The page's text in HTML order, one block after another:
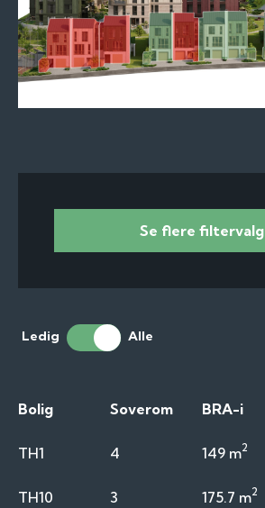
Se flere filtervalg
Ledig Alle
Bolig BRA-i
Soverom
TH1 149 m2
4
TH10 175.7 m2
3